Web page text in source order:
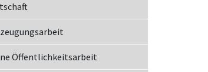
Öffentlichkeitsarbeit